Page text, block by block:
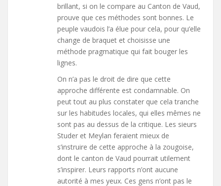
brillant, si on le compare au Canton de Vaud,
prouve que ces méthodes sont bonnes. Le
peuple vaudois l’a élue pour cela, pour qu’elle
change de braquet et choisisse une
méthode pragmatique qui fait bouger les
lignes.
On n’a pas le droit de dire que cette
approche différente est condamnable. On
peut tout au plus constater que cela tranche
sur les habitudes locales, qui elles mêmes ne
sont pas au dessus de la critique. Les sieurs
Studer et Meylan feraient mieux de
s’instruire de cette approche à la zougoise,
dont le canton de Vaud pourrait utilement
s’inspirer. Leurs rapports n’ont aucune
autorité à mes yeux. Ces gens n’ont pas le